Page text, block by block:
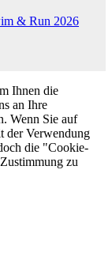
& Run 2026
Ihnen die
an Ihre
Wenn Sie auf
der Verwendung
die "Cookie-
zu